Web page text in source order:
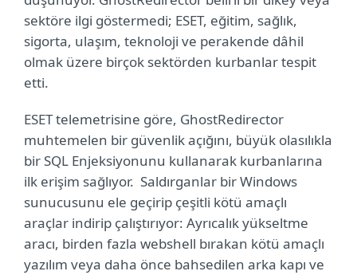
sektöre ilgi göstermedi; ESET, eğitim, sağlık,
sigorta, ulaşım, teknoloji ve perakende dâhil
olmak üzere birçok sektörden kurbanlar tespit
etti.
ESET telemetrisine göre, GhostRedirector
muhtemelen bir güvenlik açığını, büyük olasılıkla
bir SQL Enjeksiyonunu kullanarak kurbanlarına
ilk erişim sağlıyor. Saldırganlar bir Windows
sunucusunu ele geçirip çeşitli kötü amaçlı
araçlar indirip çalıştırıyor: Ayrıcalık yükseltme
aracı, birden fazla webshell bırakan kötü amaçlı
yazılım veya daha önce bahsedilen arka kapı ve